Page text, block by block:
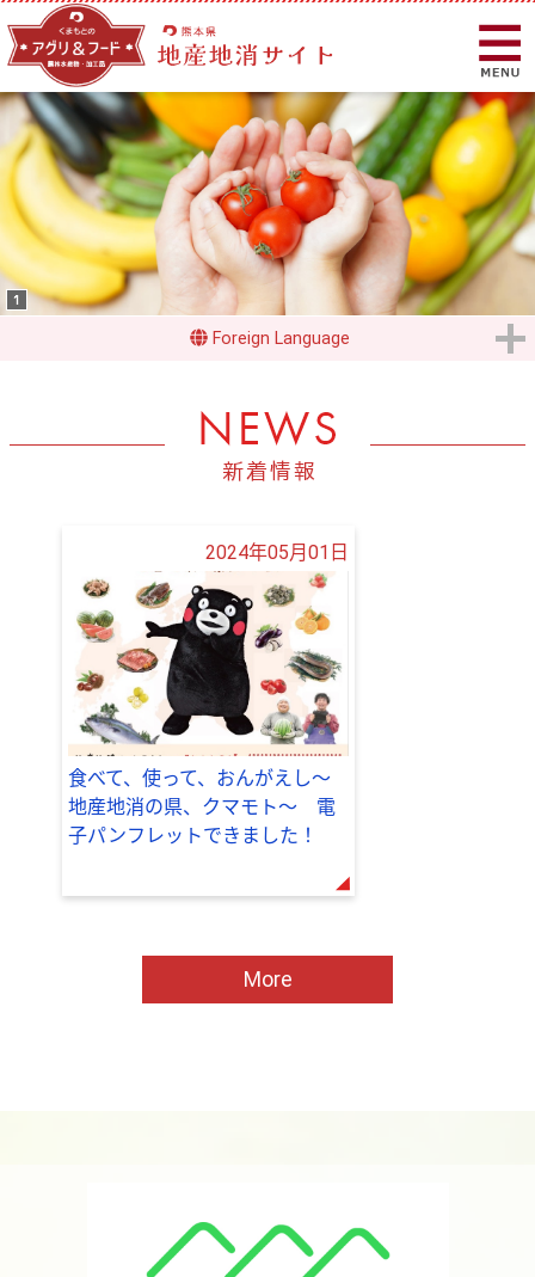
Foreign Language
2024年05月01日
食べて、使って、おんがえし～
地産地消の県、クマモト～ 電
子パンフレットできました！
More